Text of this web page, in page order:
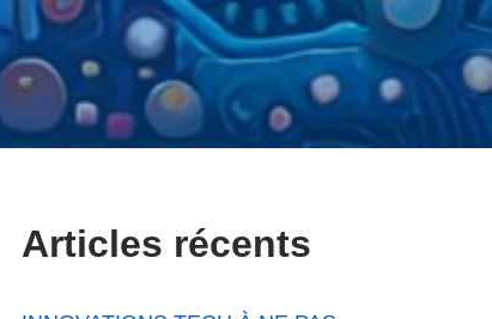
Articles récents